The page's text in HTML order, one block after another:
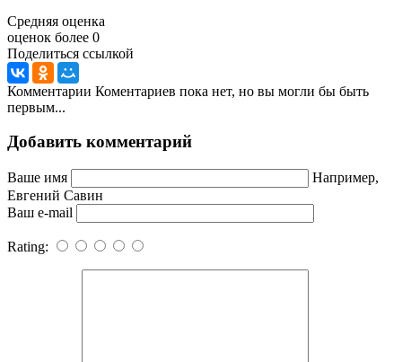
Средняя оценка
оценок более 0
Поделиться ссылкой
Комментарии Коментариев пока нет, но вы могли бы быть
первым...
Добавить комментарий
Ваше имя
Например,
Евгений Савин
Ваш e-mail
Rating: